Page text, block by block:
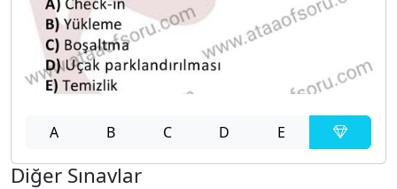
A B C D E
Diğer Sınavlar